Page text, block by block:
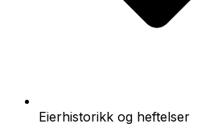
Eierhistorikk og heftelser